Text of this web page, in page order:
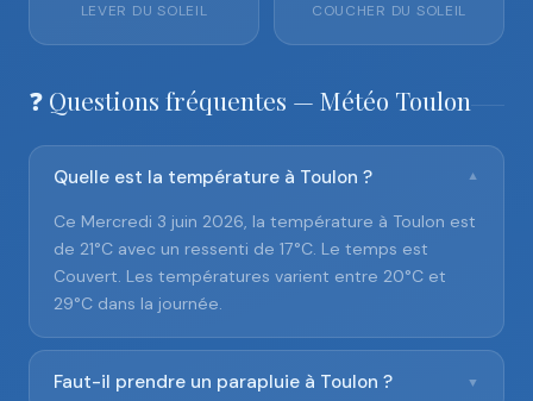
LEVER DU SOLEIL COUCHER DU SOLEIL
❓ Questions fréquentes — Météo Toulon
Quelle est la température à Toulon ? ▼
Ce Mercredi 3 juin 2026, la température à Toulon est
de 21°C avec un ressenti de 17°C. Le temps est
Couvert. Les températures varient entre 20°C et
29°C dans la journée.
Faut-il prendre un parapluie à Toulon ? ▼